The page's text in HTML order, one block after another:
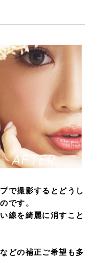
で撮影するとどうし
です。
線を綺麗に消すこと
どの補正ご希望も多